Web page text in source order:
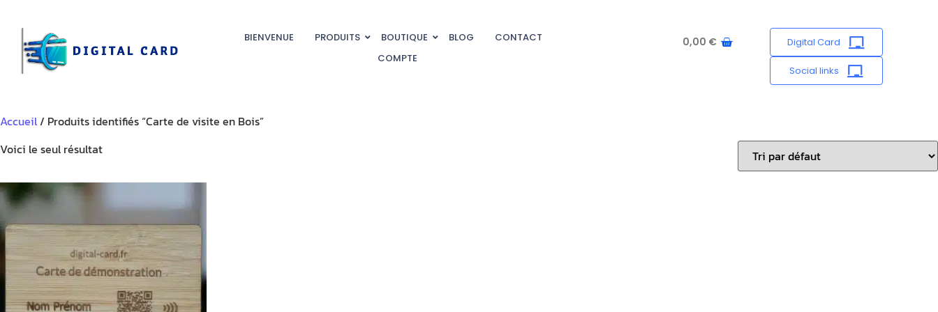
BIENVENUE PRODUITS BOUTIQUE BLOG
CONTACT
COMPTE
0,00 € Digital Card
Social links
Accueil/ Produits identifiés “Carte de visite en Bois”
Voici le seul résultat